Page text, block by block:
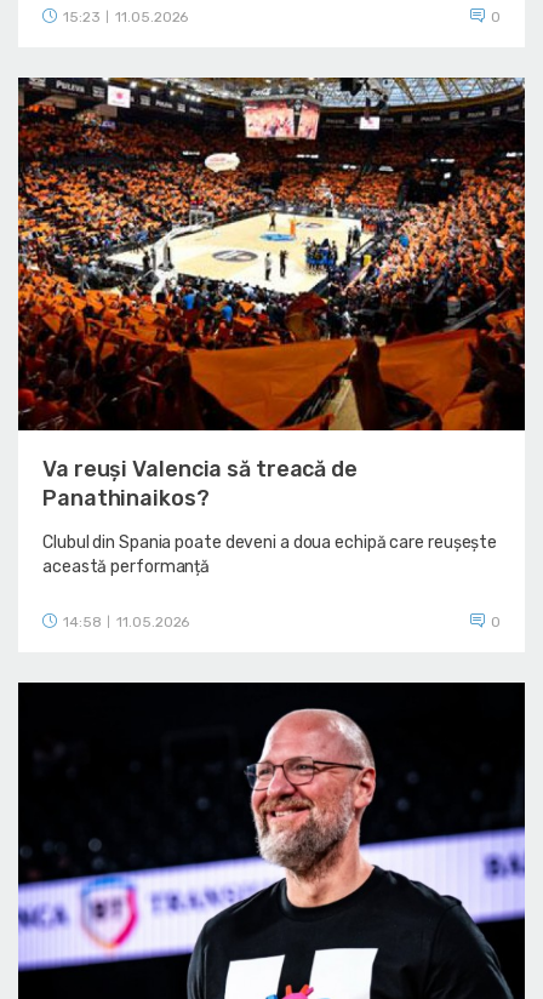
15:23 11.05.2026 0
Va reuși Valencia să treacă de
Panathinaikos?
Clubul din Spania poate deveni a doua echipă care reușește
această performanță
14:58 11.05.2026 0